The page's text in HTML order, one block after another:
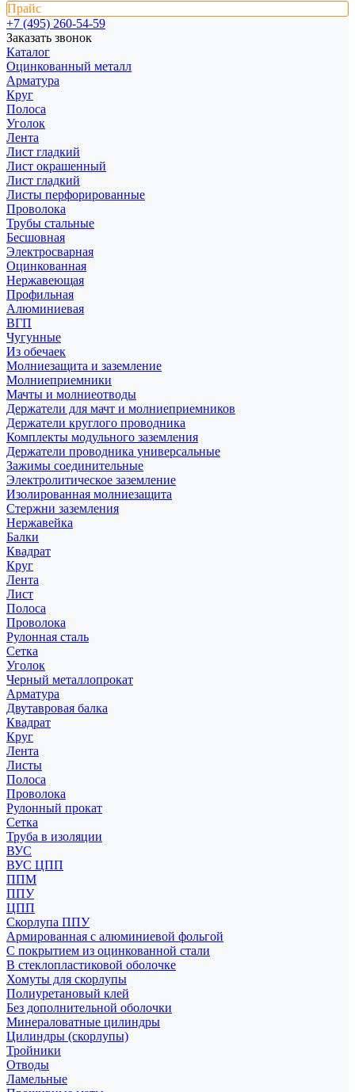
Прайс
+7 (495) 260-54-59
Заказать звонок
Каталог
Оцинкованный металл
Арматура
Круг
Полоса
Уголок
Лента
Лист гладкий
Лист окрашенный
Лист гладкий
Листы перфорированные
Проволока
Трубы стальные
Бесшовная
Электросварная
Оцинкованная
Нержавеющая
Профильная
Алюминиевая
ВГП
Чугунные
Из обечаек
Молниезащита и заземление
Молниеприемники
Мачты и молниеотводы
Держатели для мачт и молниеприемников
Держатели круглого проводника
Комплекты модульного заземления
Держатели проводника универсальные
Зажимы соединительные
Электролитическое заземление
Изолированная молниезащита
Стержни заземления
Нержавейка
Балки
Квадрат
Круг
Лента
Лист
Полоса
Проволока
Рулонная сталь
Сетка
Уголок
Черный металлопрокат
Арматура
Двутавровая балка
Квадрат
Круг
Лента
Листы
Полоса
Проволока
Рулонный прокат
Сетка
Труба в изоляции
ВУС
ВУС ЦПП
ППМ
ППУ
ЦПП
Скорлупа ППУ
Армированная с алюминиевой фольгой
С покрытием из оцинкованной стали
В стеклопластиковой оболочке
Хомуты для скорлупы
Полиуретановый клей
Без дополнительной оболочки
Минераловатные цилиндры
Цилиндры (скорлупы)
Тройники
Отводы
Ламельные